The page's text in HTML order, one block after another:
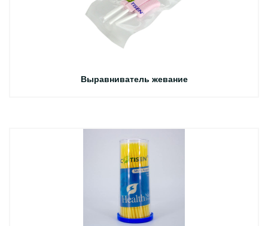
Выравниватель жевание